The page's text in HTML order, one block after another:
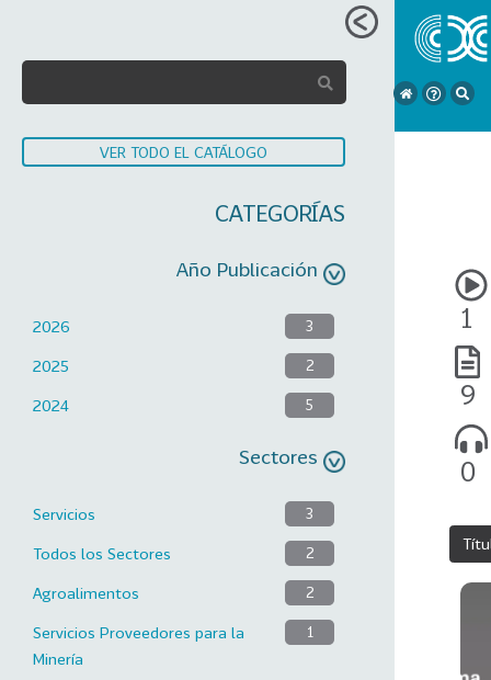
VER TODO EL CATÁLOGO
CATEGORÍAS
Año Publicación
2026 3
2025 2
2024 5
Sectores
Servicios 3
Todos los Sectores 2
Agroalimentos 2
Servicios Proveedores para la
Minería
1
1
9
0